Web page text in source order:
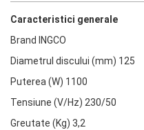
Caracteristici generale
Brand INGCO
Diametrul discului (mm) 125
Puterea (W) 1100
Tensiune (V/Hz) 230/50
Greutate (Kg) 3,2